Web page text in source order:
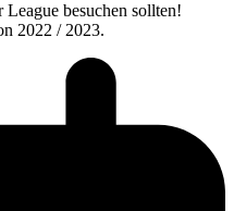
League besuchen sollten!
2022 / 2023.